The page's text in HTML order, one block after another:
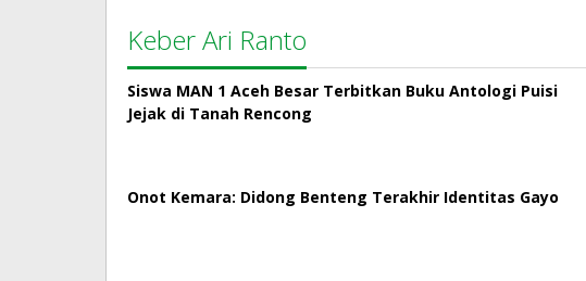
Keber Ari Ranto
Siswa MAN 1 Aceh Besar Terbitkan Buku Antologi Puisi
Jejak di Tanah Rencong
Onot Kemara: Didong Benteng Terakhir Identitas Gayo